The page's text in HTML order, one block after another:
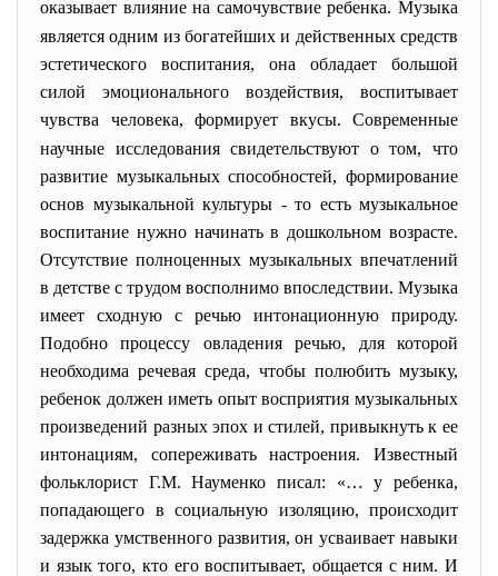
оказывает влияние на самочувствие ребенка. Музыка
является одним из богатейших и действенных средств
эстетического воспитания, она обладает большой
силой эмоционального воздействия, воспитывает
чувства человека, формирует вкусы.
Современные
научные исследования свидетельствуют о том, что
развитие музыкальных способностей, формирование
основ музыкальной культуры - то есть музыкальное
воспитание нужно начинать в дошкольном возрасте.
Отсутствие полноценных музыкальных впечатлений
в детстве с трудом восполнимо впоследствии. Музыка
имеет сходную с речью интонационную природу.
Подобно процессу овладения речью, для которой
необходима речевая среда, чтобы полюбить музыку,
ребенок должен иметь опыт восприятия музыкальных
произведений разных эпох и стилей, привыкнуть к ее
интонациям, сопереживать настроения. Известный
фольклорист Г.М. Науменко писал: «… у ребенка,
попадающего в социальную изоляцию, происходит
задержка умственного развития, он усваивает навыки
и язык того, кто его воспитывает, общается с ним. И